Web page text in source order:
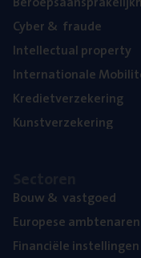
Cyber& fraude
Intel­lec­tu­al property
Inter­na­ti­o­na­le
Kre­diet­ver­ze­ke­ring
Kunst­ver­ze­ke­ring
Bouw& vastgoed
Euro­pe­se ambtenaren
Finan­ci­ë­le instellingen